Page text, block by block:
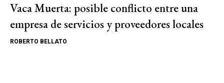
Vaca Muerta: posible conflicto entre una
empresa de servicios y proveedores locales
ROBERTO BELLATO